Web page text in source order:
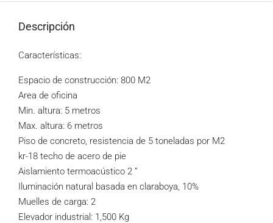
Descripción
Características:
Espacio de construcción: 800 M2
Area de oficina
Min. altura: 5 metros
Max. altura: 6 metros
Piso de concreto, resistencia de 5 toneladas por M2
kr-18 techo de acero de pie
Aislamiento termoacústico 2 ”
Iluminación natural basada en claraboya, 10%
Muelles de carga: 2
Elevador industrial: 1,500 Kg